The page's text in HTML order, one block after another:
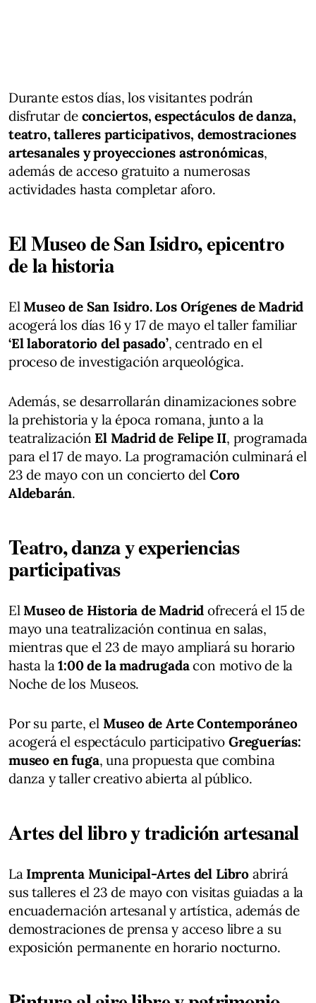
Durante estos días, los visitantes podrán
disfrutar de conciertos, espectáculos de danza,
teatro, talleres participativos, demostraciones
artesanales y proyecciones astronómicas,
además de acceso gratuito a numerosas
actividades hasta completar aforo.
El Museo de San Isidro, epicentro
de la historia
El Museo de San Isidro. Los Orígenes de Madrid
acogerá los días 16 y 17 de mayo el taller familiar
‘El laboratorio del pasado’, centrado en el
proceso de investigación arqueológica.
Además, se desarrollarán dinamizaciones sobre
la prehistoria y la época romana, junto a la
teatralización El Madrid de Felipe II, programada
para el 17 de mayo. La programación culminará el
23 de mayo con un concierto del Coro
Aldebarán.
Teatro, danza y experiencias
participativas
El Museo de Historia de Madrid ofrecerá el 15 de
mayo una teatralización continua en salas,
mientras que el 23 de mayo ampliará su horario
hasta la1:00 de la madrugadacon motivo de la
Noche de los Museos.
Por su parte, el Museo de Arte Contemporáneo
acogerá el espectáculo participativo Greguerías:
museo en fuga, una propuesta que combina
danza y taller creativo abierta al público.
Artes del libro y tradición artesanal
La Imprenta Municipal-Artes del Libroabrirá
sus talleres el 23 de mayo con visitas guiadas a la
encuadernación artesanal y artística, además de
demostraciones de prensa y acceso libre a su
exposición permanente en horario nocturno.